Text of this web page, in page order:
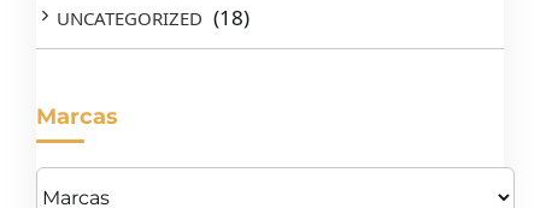
UNCATEGORIZED (18)
Marcas